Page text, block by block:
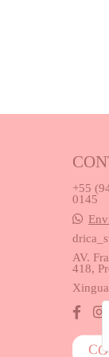
+55
0145
AV.
418,